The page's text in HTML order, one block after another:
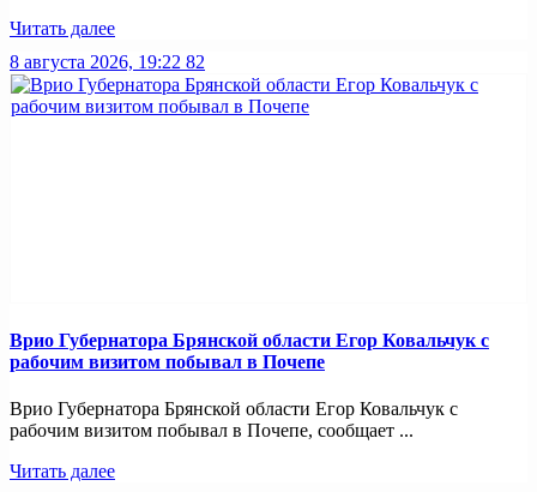
Читать далее
8 августа 2026, 19:22 82
Врио Губернатора Брянской области Егор Ковальчук с
рабочим визитом побывал в Почепе
Врио Губернатора Брянской области Егор Ковальчук с
рабочим визитом побывал в Почепе, сообщает ...
Читать далее